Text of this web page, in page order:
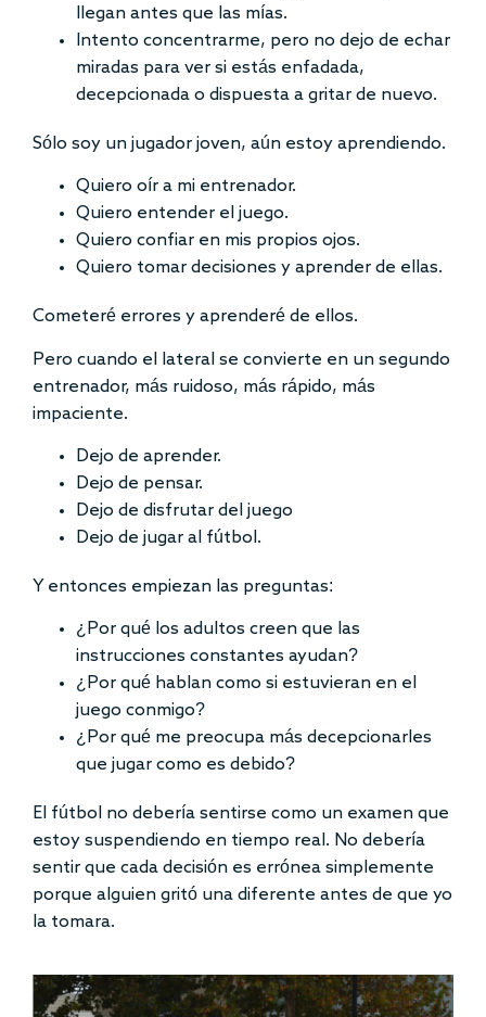
llegan antes que las mías.
Intento concentrarme, pero no dejo de echar
miradas para ver si estás enfadada,
decepcionada o dispuesta a gritar de nuevo.
Sólo soy un jugador joven, aún estoy aprendiendo.
Quiero oír a mi entrenador.
Quiero entender el juego.
Quiero confiar en mis propios ojos.
Quiero tomar decisiones y aprender de ellas.
Cometeré errores y aprenderé de ellos.
Pero cuando el lateral se convierte en un segundo
entrenador, más ruidoso, más rápido, más
impaciente.
Dejo de aprender.
Dejo de pensar.
Dejo de disfrutar del juego
Dejo de jugar al fútbol.
Y entonces empiezan las preguntas:
¿Por qué los adultos creen que las
instrucciones constantes ayudan?
¿Por qué hablan como si estuvieran en el
juego conmigo?
¿Por qué me preocupa más decepcionarles
que jugar como es debido?
El fútbol no debería sentirse como un examen que
estoy suspendiendo en tiempo real. No debería
sentir que cada decisión es errónea simplemente
porque alguien gritó una diferente antes de que yo
la tomara.